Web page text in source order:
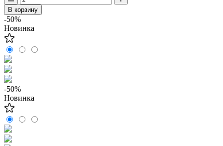
В корзину
-50%
Новинка
-50%
Новинка